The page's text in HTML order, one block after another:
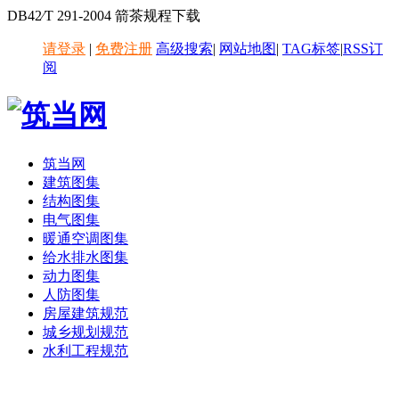
DB42∕T 291-2004 箭茶规程下载
请登录 | 免费注册 高级搜索| 网站地图| TAG标签|RSS订
阅
筑当网
建筑图集
结构图集
电气图集
暖通空调图集
给水排水图集
动力图集
人防图集
房屋建筑规范
城乡规划规范
水利工程规范